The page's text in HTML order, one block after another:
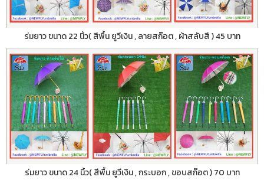
ร่มยาว ขนาด 22 นิ้ว( สีพื้น ยูวีเงิน , ลายสก๊อต , ผ้าสลับสี ) 45 บาท
ร่มยาว ขนาด 24 นิ้ว( สีพื้น ยูวีเงิน , กระบอก , ขอบสก๊อต ) 70 บาท